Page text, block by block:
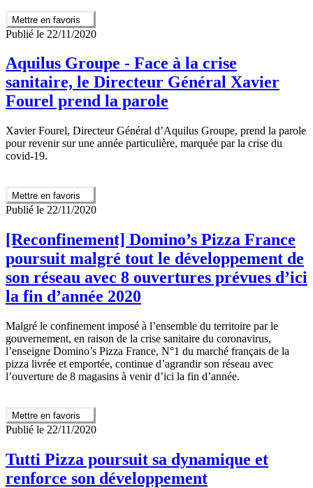
Mettre en favoris
Publié le 22/11/2020
Aquilus Groupe - Face à la crise
sanitaire, le Directeur Général Xavier
Fourel prend la parole
Xavier Fourel, Directeur Général d’Aquilus Groupe, prend la parole
pour revenir sur une année particulière, marquée par la crise du
covid-19.
Mettre en favoris
Publié le 22/11/2020
[Reconfinement] Domino’s Pizza France
poursuit malgré tout le développement de
son réseau avec 8 ouvertures prévues d’ici
la fin d’année 2020
Malgré le confinement imposé à l’ensemble du territoire par le
gouvernement, en raison de la crise sanitaire du coronavirus,
l’enseigne Domino’s Pizza France, N°1 du marché français de la
pizza livrée et emportée, continue d’agrandir son réseau avec
l’ouverture de 8 magasins à venir d’ici la fin d’année.
Mettre en favoris
Publié le 22/11/2020
Tutti Pizza poursuit sa dynamique et
renforce son développement